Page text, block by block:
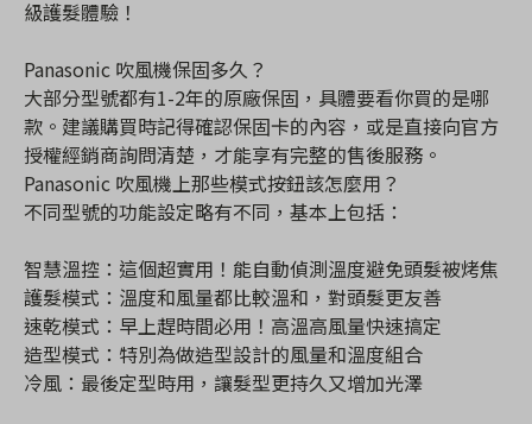
級護髮體驗！
Panasonic 吹風機保固多久？
大部分型號都有1-2年的原廠保固，具體要看你買的是哪
款。建議購買時記得確認保固卡的內容，或是直接向官方
授權經銷商詢問清楚，才能享有完整的售後服務。
Panasonic 吹風機上那些模式按鈕該怎麼用？
不同型號的功能設定略有不同，基本上包括：
智慧溫控：這個超實用！能自動偵測溫度避免頭髮被烤焦
護髮模式：溫度和風量都比較溫和，對頭髮更友善
速乾模式：早上趕時間必用！高溫高風量快速搞定
造型模式：特別為做造型設計的風量和溫度組合
冷風：最後定型時用，讓髮型更持久又增加光澤